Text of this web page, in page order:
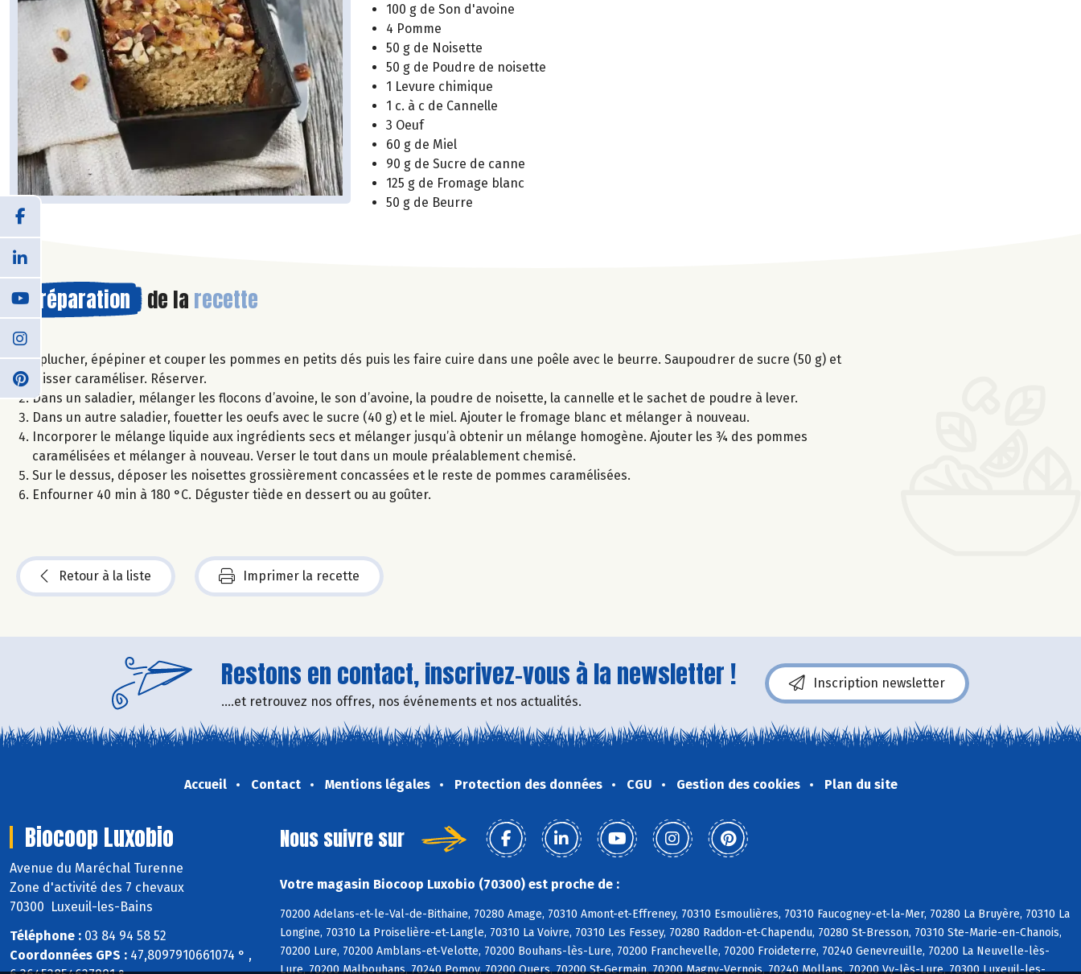
100 g de Son d'avoine
4 Pomme
50 g de Noisette
50 g de Poudre de noisette
1 Levure chimique
1 c. à c de Cannelle
3 Oeuf
60 g de Miel
90 g de Sucre de canne
125 g de Fromage blanc
50 g de Beurre
Préparation de la recette
Éplucher, épépiner et couper les pommes en petits dés puis les faire cuire dans une poêle avec le beurre. Saupoudrer de sucre (50 g) et
laisser caraméliser. Réserver.
Dans un saladier, mélanger les flocons d’avoine, le son d’avoine, la poudre de noisette, la cannelle et le sachet de poudre à lever.
Dans un autre saladier, fouetter les oeufs avec le sucre (40 g) et le miel. Ajouter le fromage blanc et mélanger à nouveau.
Incorporer le mélange liquide aux ingrédients secs et mélanger jusqu’à obtenir un mélange homogène. Ajouter les ¾ des pommes
caramélisées et mélanger à nouveau. Verser le tout dans un moule préalablement chemisé.
Sur le dessus, déposer les noisettes grossièrement concassées et le reste de pommes caramélisées.
Enfourner 40 min à 180 °C. Déguster tiède en dessert ou au goûter.
Retour à la liste Imprimer la recette
Restons en contact, inscrivez-vous à la newsletter !
....et retrouvez nos offres, nos événements et nos actualités.
Inscription newsletter
Accueil Contact Mentions légales Protection des données CGU Gestion des cookies Plan du site
Biocoop Luxobio
Avenue du Maréchal Turenne
Zone d'activité des 7 chevaux
70300 Luxeuil-les-Bains
Téléphone : 03 84 94 58 52
Coordonnées GPS : 47,8097910661074 ° ,
Nous suivre sur
Votre magasin Biocoop Luxobio (70300) est proche de :
70200 Adelans-et-le-Val-de-Bithaine, 70280 Amage, 70310 Amont-et-Effreney, 70310 Esmoulières, 70310 Faucogney-et-la-Mer, 70280 La Bruyère, 70310 La
Longine, 70310 La Proiselière-et-Langle, 70310 La Voivre, 70310 Les Fessey, 70280 Raddon-et-Chapendu, 70280 St-Bresson, 70310 Ste-Marie-en-Chanois,
70200 Lure, 70200 Amblans-et-Velotte, 70200 Bouhans-lès-Lure, 70200 Franchevelle, 70200 Froideterre, 70240 Genevreuille, 70200 La Neuvelle-lès-
Lure, 70200 Malbouhans, 70240 Pomoy, 70200 Quers, 70200 St-Germain, 70200 Magny-Vernois, 70240 Mollans, 70200 Vy-lès-Lure, 70300 Luxeuil-les-